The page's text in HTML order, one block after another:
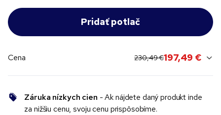
Cena original price:
230,49 €current sale price:
197,49 €
Záruka nízkych cien - Ak nájdete daný produkt inde
za nižšiu cenu, svoju cenu prispôsobíme.